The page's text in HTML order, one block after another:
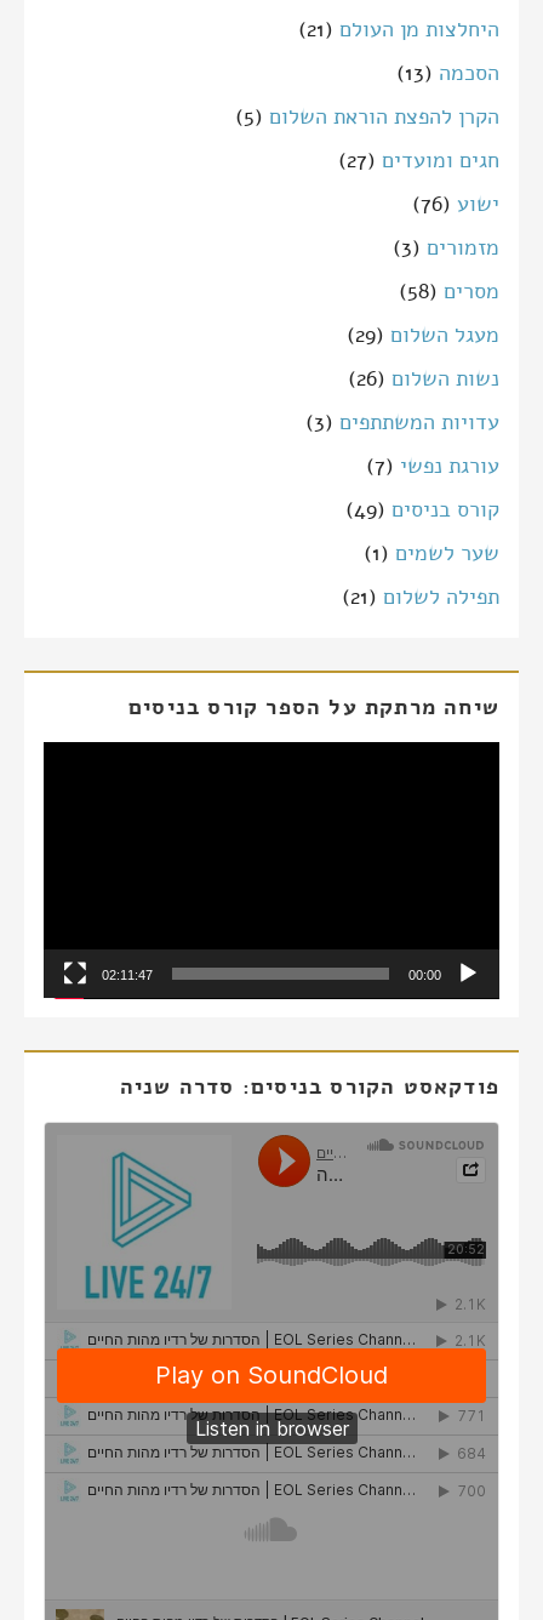
היחלצות מן העולם (21)
הסכמה (13)
הקרן להפצת הוראת השלום (5)
חגים ומועדים (27)
ישוע (76)
מזמורים (3)
מסרים (58)
מעגל השלום (29)
נשות השלום (26)
עדויות המשתתפים (3)
עורגת נפשי (7)
קורס בניסים (49)
שער לשמים (1)
תפילה לשלום (21)
שיחה מרתקת על הספר קורס בניסים
00:00
02:11:47
פודקאסט הקורס בניסים: סדרה שניה